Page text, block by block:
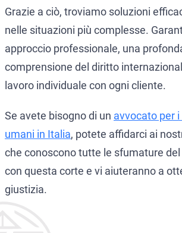
Grazie a ciò, troviamo soluzioni
nelle situazioni più complesse.
approccio professionale, una
comprensione del diritto
lavoro individuale con ogni cliente.
Se avete bisogno di un avvocato per
umani in Italia, potete affidarci ai
che conoscono tutte le sfumature
con questa corte e vi aiuteranno a
giustizia.